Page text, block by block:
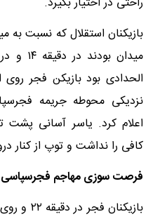
بازیکنان استقلال که نسبت
میدان
الحدادی بود بازیکن فجر
نزدیکی محوطه جریمه
اعلام کرد. یاسر آسانی پشت
کافی را نداشت و توپ از کنار
فرصت سوزی مهاجم فجرسپاسی